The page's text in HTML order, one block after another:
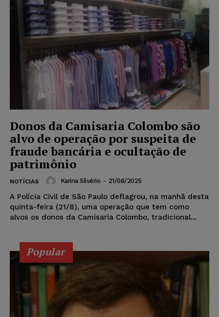
Donos da Camisaria Colombo são
alvo de operação por suspeita de
fraude bancária e ocultação de
patrimônio
NOTÍCIAS Karina Silvério - 21/08/2025
A Polícia Civil de São Paulo deflagrou, na manhã desta
quinta-feira (21/8), uma operação que tem como
alvos os donos da Camisaria Colombo, tradicional...
Popular